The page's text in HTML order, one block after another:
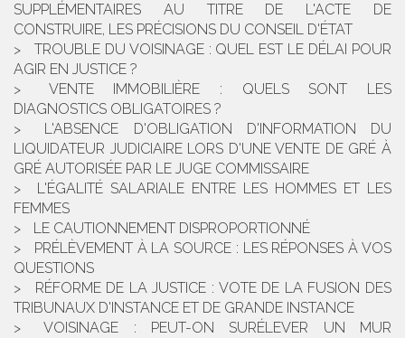
SUPPLÉMENTAIRES AU TITRE DE L'ACTE DE
CONSTRUIRE, LES PRÉCISIONS DU CONSEIL D'ÉTAT
TROUBLE DU VOISINAGE : QUEL EST LE DÉLAI POUR
AGIR EN JUSTICE ?
VENTE IMMOBILIÈRE : QUELS SONT LES
DIAGNOSTICS OBLIGATOIRES ?
L'ABSENCE D'OBLIGATION D'INFORMATION DU
LIQUIDATEUR JUDICIAIRE LORS D'UNE VENTE DE GRÉ À
GRÉ AUTORISÉE PAR LE JUGE COMMISSAIRE
L'ÉGALITÉ SALARIALE ENTRE LES HOMMES ET LES
FEMMES
LE CAUTIONNEMENT DISPROPORTIONNÉ
PRÉLÈVEMENT À LA SOURCE : LES RÉPONSES À VOS
QUESTIONS
RÉFORME DE LA JUSTICE : VOTE DE LA FUSION DES
TRIBUNAUX D'INSTANCE ET DE GRANDE INSTANCE
VOISINAGE : PEUT-ON SURÉLEVER UN MUR